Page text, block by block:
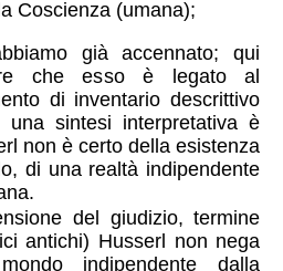
Coscienza (umana);
già accennato; qui
che esso è legato al
di inventario descrittivo
sintesi interpretativa è
non è certo della esistenza
di una realtà indipendente
del giudizio, termine
antichi) Husserl non nega
indipendente dalla